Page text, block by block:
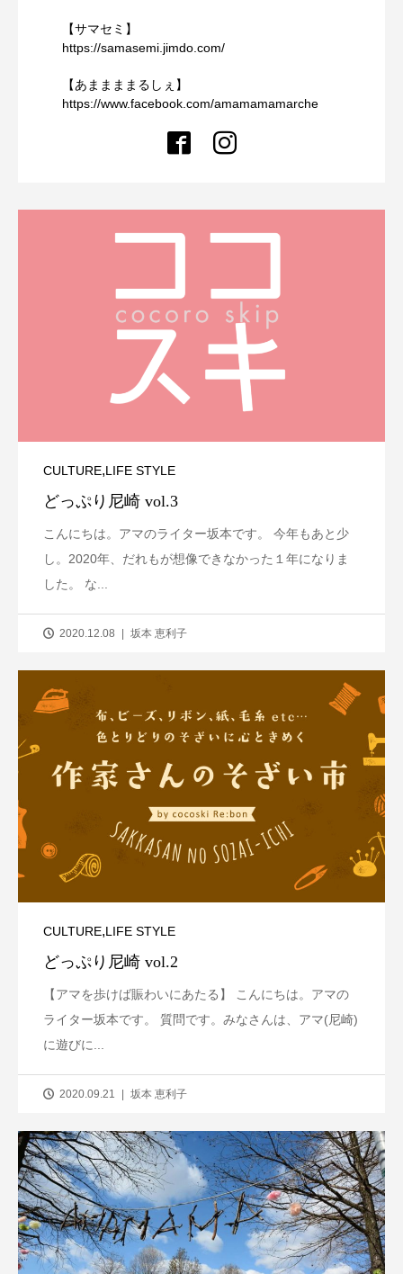
【サマセミ】
https://samasemi.jimdo.com/
【あままままるしぇ】
https://www.facebook.com/amamamamarche
CULTURE,LIFE STYLE
どっぷり尼崎 vol.3
こんにちは。アマのライター坂本です。 今年もあと少
し。2020年、だれもが想像できなかった１年になりま
した。 な...
2020.12.08 坂本 恵利子
CULTURE,LIFE STYLE
どっぷり尼崎 vol.2
【アマを歩けば賑わいにあたる】 こんにちは。アマの
ライター坂本です。 質問です。みなさんは、アマ(尼崎)
に遊びに...
2020.09.21 坂本 恵利子